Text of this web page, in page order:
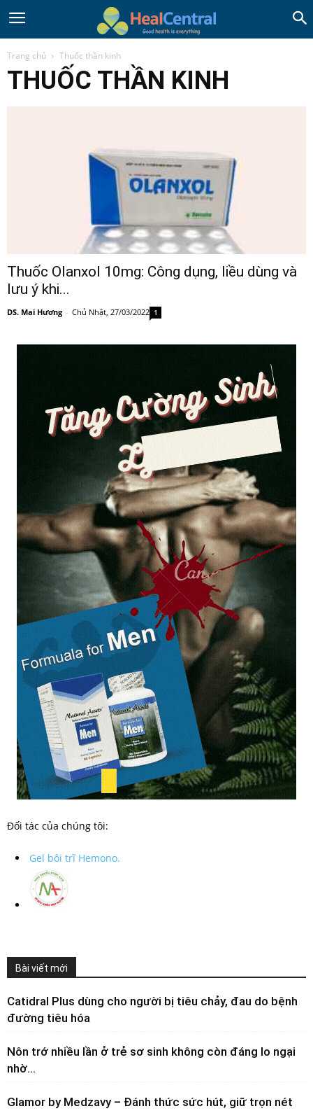
Trang chủ Thuốc thần kinh
THUỐC THẦN KINH
Thuốc Olanxol 10mg: Công dụng, liều dùng và
lưu ý khi...
DS. Mai Hương - Chủ Nhật, 27/03/2022 1
Đối tác của chúng tôi:
Gel bôi trĩ Hemono.
Bài viết mới
Catidral Plus dùng cho người bị tiêu chảy, đau do bệnh
đường tiêu hóa
Nôn trớ nhiều lần ở trẻ sơ sinh không còn đáng lo ngại
nhờ...
Glamor by Medzavy – Đánh thức sức hút, giữ trọn nét